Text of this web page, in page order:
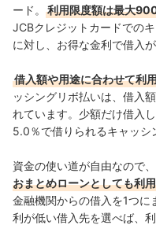
ード。
利用限度額は最大
JCBクレジットカードでの
に対し、お得な金利で借入が
借入額や用途に合わせて利
ッシングリボ払いは、借入
れています。少額だけ借入
5.0％で借りられるキャッシ
資金の使い道が自由なので、
おまとめローンとしても利
金融機関からの借入を1つに
利が低い借入先を選べば、